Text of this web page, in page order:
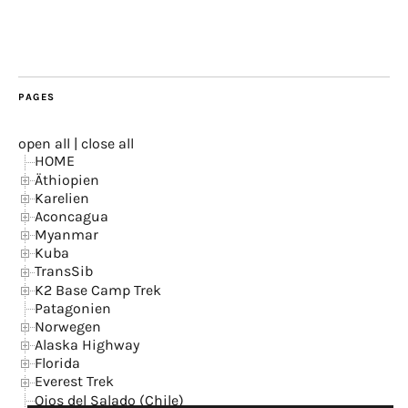
PAGES
open all
close all
HOME
Äthiopien
Karelien
Aconcagua
Myanmar
Kuba
TransSib
K2 Base Camp Trek
Patagonien
Norwegen
Alaska Highway
Florida
Everest Trek
Ojos del Salado (Chile)